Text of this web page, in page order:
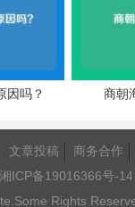
因吗？ 商朝
文章投稿
商务合作
湘ICP备19016366号-14
Rights